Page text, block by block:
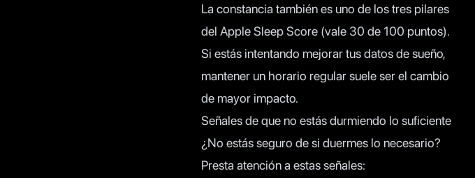
La constancia también es uno de los tres pilares
del Apple Sleep Score (vale 30 de 100 puntos).
Si estás intentando mejorar tus datos de sueño,
mantener un horario regular suele ser el cambio
de mayor impacto.
Señales de que no estás durmiendo lo suficiente
¿No estás seguro de si duermes lo necesario?
Presta atención a estas señales: